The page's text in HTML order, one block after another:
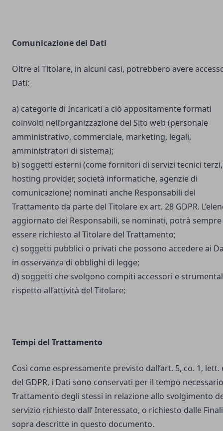
Comunicazione dei Dati
Oltre al Titolare, in alcuni casi, potrebbero avere
Dati:
a) categorie di Incaricati a ciò appositamente formati
coinvolti nell’organizzazione del Sito web (personale
amministrativo, commerciale, marketing, legali,
amministratori di sistema);
b) soggetti esterni (come fornitori di servizi tecnici terzi,
hosting provider, società informatiche, agenzie di
comunicazione) nominati anche Responsabili del
Trattamento da parte del Titolare ex art. 28 GDPR.
aggiornato dei Responsabili, se nominati, potrà sempre
essere richiesto al Titolare del Trattamento;
c) soggetti pubblici o privati che possono accedere ai
in osservanza di obblighi di legge;
d) soggetti che svolgono compiti accessori e
rispetto all’attività del Titolare;
Tempi del Trattamento
Così come espressamente previsto dall’art. 5, co. 1, lett.
del GDPR, i Dati sono conservati per il tempo
Trattamento degli stessi in relazione allo svolgimento
servizio richiesto dall’ Interessato, o richiesto dalle
sopra descritte in questo documento.